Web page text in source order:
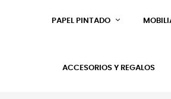
PAPEL PINTADO
ACCESORIOS Y REGALOS